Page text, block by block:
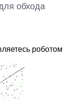
обхода
роботом